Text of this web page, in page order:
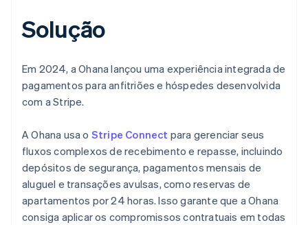
Solução
Em 2024, a Ohana lançou uma experiência integrada de
pagamentos para anfitriões e hóspedes desenvolvida
com a Stripe.
A Ohana usa o Stripe Connect para gerenciar seus
fluxos complexos de recebimento e repasse, incluindo
depósitos de segurança, pagamentos mensais de
aluguel e transações avulsas, como reservas de
apartamentos por 24 horas. Isso garante que a Ohana
consiga aplicar os compromissos contratuais em todas